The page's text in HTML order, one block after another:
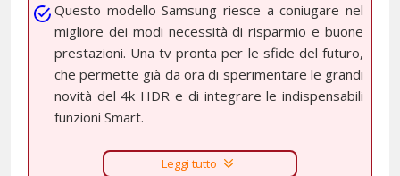
Questo modello Samsung riesce a coniugare nel
migliore dei modi necessità di risparmio e buone
prestazioni. Una tv pronta per le sfide del futuro,
che permette già da ora di sperimentare le grandi
novità del 4k HDR e di integrare le indispensabili
funzioni Smart.
Leggi tutto